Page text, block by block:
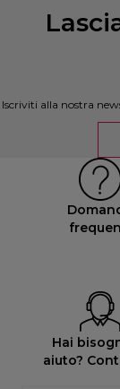
Iscriviti alla nostra
Hai
aiuto?